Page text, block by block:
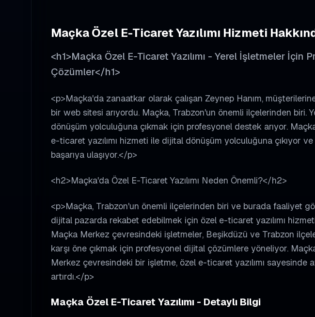
MaçkaÖzel E-Ticaret Yazılımı Hizmeti
<h1>Maçka Özel E-Ticaret Yazılımı - Yerel İşletmeler İçin
Çözümler</h1>
<p>Maçka'da zanaatkar olarak çalışan Zeynep Hanım,
bir web sitesi arıyordu. Maçka, Trabzon'un önemli ilçelerinden biri.
dönüşüm yolculuğuna çıkmak için profesyonel destek arıyor.
e-ticaret yazılımı hizmeti ile dijital dönüşüm yolculuğuna çıkıyor
başarıya ulaşıyor.</p>
<h2>Maçka'da Özel E-Ticaret Yazılımı Neden Önemli?</h2>
<p>Maçka, Trabzon'un önemli ilçelerinden biri ve burada faaliyet
dijital pazarda rekabet edebilmek için özel e-ticaret yazılımı
Maçka Merkez çevresindeki işletmeler, Beşikdüzü ve Trabzon
karşı öne çıkmak için profesyonel dijital çözümlere yöneliyor.
Merkez çevresindeki bir işletme, özel e-ticaret yazılımı sayesinde
artırdı.</p>
Maçka Özel E-Ticaret Yazılımı - Detaylı Bilgi